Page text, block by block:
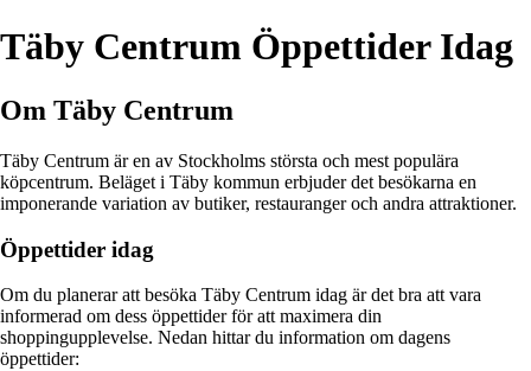
Täby Centrum Öppettider Idag
Om Täby Centrum
Täby Centrum är en av Stockholms största och mest populära
köpcentrum. Beläget i Täby kommun erbjuder det besökarna en
imponerande variation av butiker, restauranger och andra attraktioner.
Öppettider idag
Om du planerar att besöka Täby Centrum idag är det bra att vara
informerad om dess öppettider för att maximera din
shoppingupplevelse. Nedan hittar du information om dagens
öppettider: